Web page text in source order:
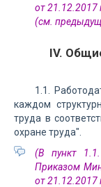
от 21.12.2017
(см.
IV.
1.1.
каждом
труда в
охране труда".
(В пункт
Приказом
от 21.12.2017